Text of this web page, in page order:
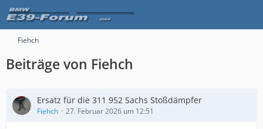
Fiehch
Beiträge von Fiehch
Ersatz für die 311 952 Sachs Stoßdämpfer
Fiehch 27. Februar 2026 um 12:51